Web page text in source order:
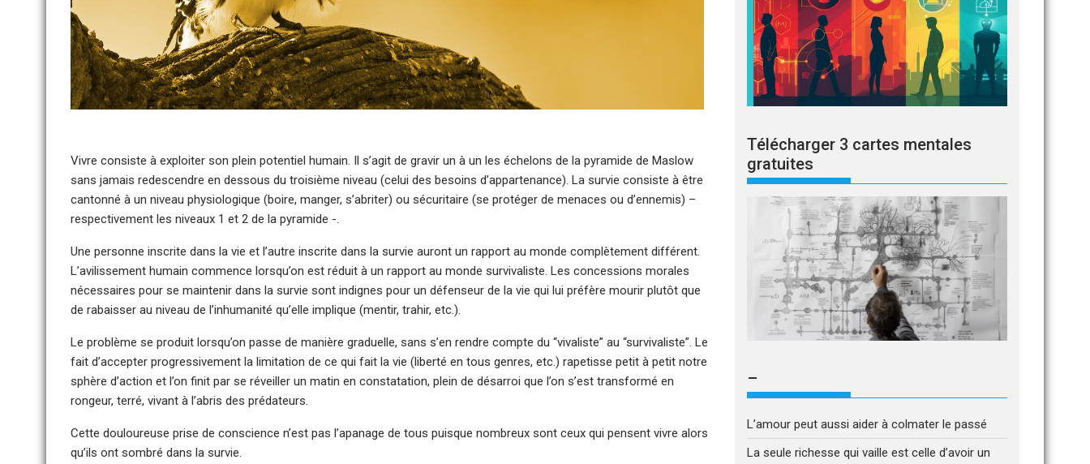
Vivre consiste à exploiter son plein potentiel humain. Il s’agit de gravir un à un les échelons de la pyramide de Maslow
sans jamais redescendre en dessous du troisième niveau (celui des besoins d’appartenance). La survie consiste à être
cantonné à un niveau physiologique (boire, manger, s’abriter) ou sécuritaire (se protéger de menaces ou d’ennemis) –
respectivement les niveaux 1 et 2 de la pyramide -.
Une personne inscrite dans la vie et l’autre inscrite dans la survie auront un rapport au monde complètement différent.
L’avilissement humain commence lorsqu’on est réduit à un rapport au monde survivaliste. Les concessions morales
nécessaires pour se maintenir dans la survie sont indignes pour un défenseur de la vie qui lui préfère mourir plutôt que
de rabaisser au niveau de l’inhumanité qu’elle implique (mentir, trahir, etc.).
Le problème se produit lorsqu’on passe de manière graduelle, sans s’en rendre compte du “vivaliste” au “survivaliste”. Le
fait d’accepter progressivement la limitation de ce qui fait la vie (liberté en tous genres, etc.) rapetisse petit à petit notre
sphère d’action et l’on finit par se réveiller un matin en constatation, plein de désarroi que l’on s’est transformé en
rongeur, terré, vivant à l’abris des prédateurs.
Cette douloureuse prise de conscience n’est pas l’apanage de tous puisque nombreux sont ceux qui pensent vivre alors
qu’ils ont sombré dans la survie.
Télécharger 3 cartes mentales
gratuites
–
L’amour peut aussi aider à colmater le passé
La seule richesse qui vaille est celle d’avoir un